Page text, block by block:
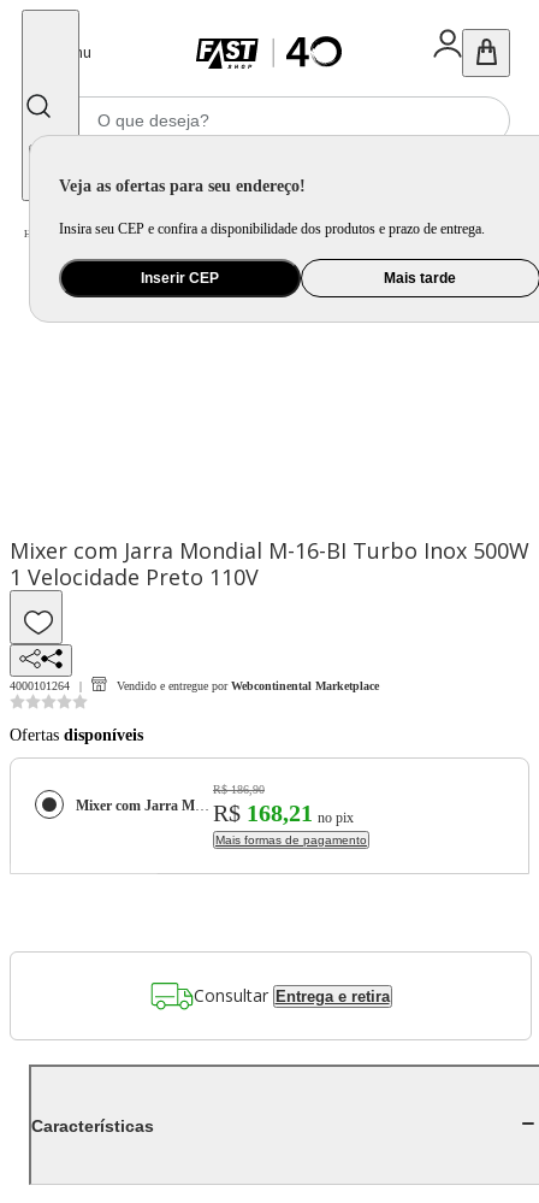
Menu
Veja as ofertas para seu endereço!
Insira seu CEP e confira a disponibilidade dos produtos e prazo de entrega.
Inserir CEP Mais tarde
Home Eletroportátil / Preparo de Alimento / Mixer
Mixer com Jarra Mondial M-16-BI Turbo Inox 500W
1 Velocidade Preto 110V
4000101264 Vendido e entregue por Webcontinental Marketplace
Ofertas disponíveis
Mixer com Jarra Mondial M-16-BI Turbo Inox 500W 1 Velocidade Preto 110V
R$ 186,90
R$ 168,21 no pix
Mais formas de pagamento
Consultar Entrega e retira
Características